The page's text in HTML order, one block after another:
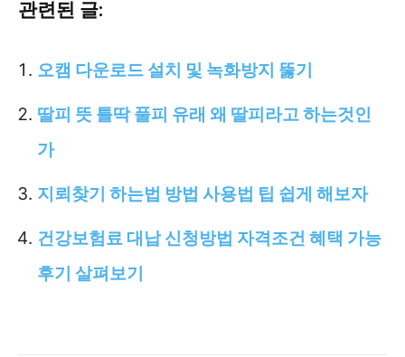
관련된 글:
오캠 다운로드 설치 및 녹화방지 뚫기
딸피 뜻 틀딱 풀피 유래 왜 딸피라고 하는것인
가
지뢰찾기 하는법 방법 사용법 팁 쉽게 해보자
건강보험료 대납 신청방법 자격조건 혜택 가능
후기 살펴보기